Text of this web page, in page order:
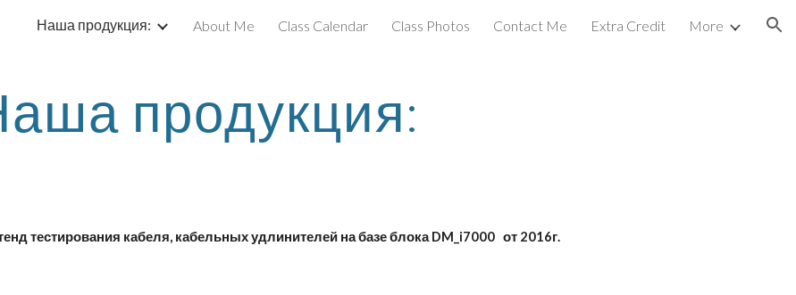
to main content Skip to navigation
Наша продукция: About Me Class Calendar Class Photos Contact Me Extra Credit More
продукция:
тестирования кабеля, кабельных удлинителей на базе блока DM_i7000 от 2016г.